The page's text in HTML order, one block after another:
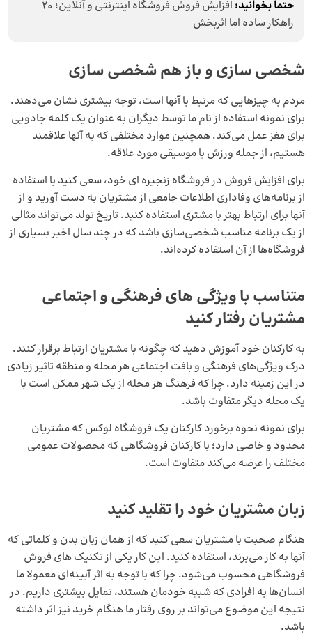
حتما بخوانید:
افزایش فروش فروشگاه اینترنتی و آنلاین؛ 20
راهکار ساده اما اثربخش
شخصی‌ سازی و باز هم شخصی‌ سازی
مردم به چیزهایی که مرتبط با آنها است، توجه بیشتری نشان می‌دهند.
برای نمونه استفاده از نام ما توسط دیگران به عنوان یک کلمه جادویی
برای مغز عمل می‌کند. همچنین موارد مختلفی که به آنها علاقمند
هستیم، از جمله ورزش یا موسیقی مورد علاقه.
برای افزایش فروش در فروشگاه زنجیره ای خود، سعی کنید با استفاده
از برنامه‌های وفاداری اطلاعات جامعی از مشتریان به دست آورید و از
آنها برای ارتباط بهتر با مشتری استفاده کنید. تاریخ تولد می‌تواند مثالی
از یک برنامه مناسب شخصی‌سازی باشد که در چند سال اخیر بسیاری از
فروشگاه‌ها از آن استفاده کرده‌اند.
متناسب با ویژگی‌ های فرهنگی و اجتماعی
مشتریان رفتار کنید
به کارکنان خود آموزش دهید که چگونه با مشتریان ارتباط برقرار کنند.
درک ویژگی‌های فرهنگی و بافت اجتماعی هر محله و منطقه تاثیر زیادی
در این زمینه دارد. چرا که فرهنگ هر محله از یک شهر ممکن است با
یک محله دیگر متفاوت باشد.
برای نمونه نحوه برخورد کارکنان یک فروشگاه لوکس که مشتریان
محدود و خاصی دارد؛ با کارکنان فروشگاهی که محصولات عمومی
مختلف را عرضه می‌کند متفاوت است.
زبان مشتریان خود را تقلید کنید
هنگام صحبت با مشتریان سعی کنید که از همان زبان بدن و کلماتی که
آنها به کار می‌برند، استفاده کنید. این کار یکی از تکنیک‌ های فروش
فروشگاهی محسوب می‌شود. چرا که با توجه به اثر آیینه‌ای معمولا ما
انسان‌ها به افرادی که شبیه خودمان هستند، تمایل بیشتری داریم. در
نتیجه این موضوع می‌تواند بر روی رفتار ما هنگام خرید نیز اثر داشته
باشد.